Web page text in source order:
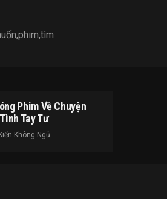
,phim,tìm
Phim Về Chuyện
Tình Tay Tư
Kiến Không Ngủ